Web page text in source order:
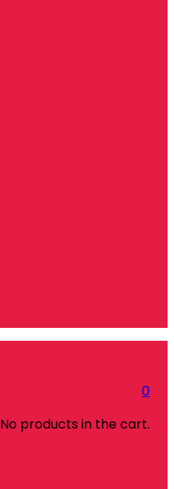
0
No products in the cart.